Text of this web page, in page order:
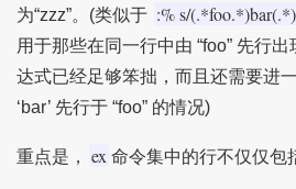
为“zzz”。(类似于 :% s/
用于那些在同一行中由 “foo” 先行出
达式已经足够笨拙，而且还需要进
‘bar’ 先行于 “foo” 的情况)
重点是， ex 命令集中的行不仅仅包